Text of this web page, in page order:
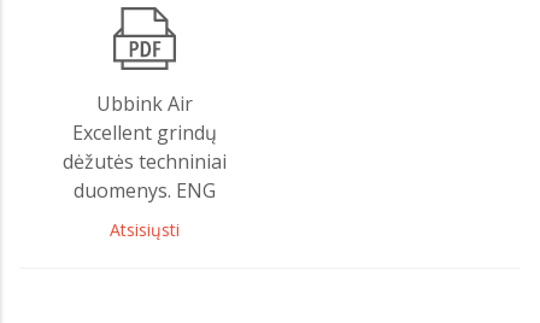
Ubbink Air
Excellent grindų
dėžutės techniniai
duomenys. ENG
Atsisiųsti